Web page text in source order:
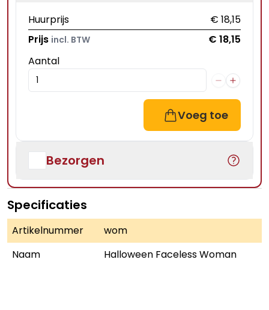
Huurprijs
€ 18,15
Prijs incl. BTW
€ 18,15
Aantal
Voeg toe
Bezorgen
Specificaties
Artikelnummer
wom
Naam
Halloween Faceless Woman